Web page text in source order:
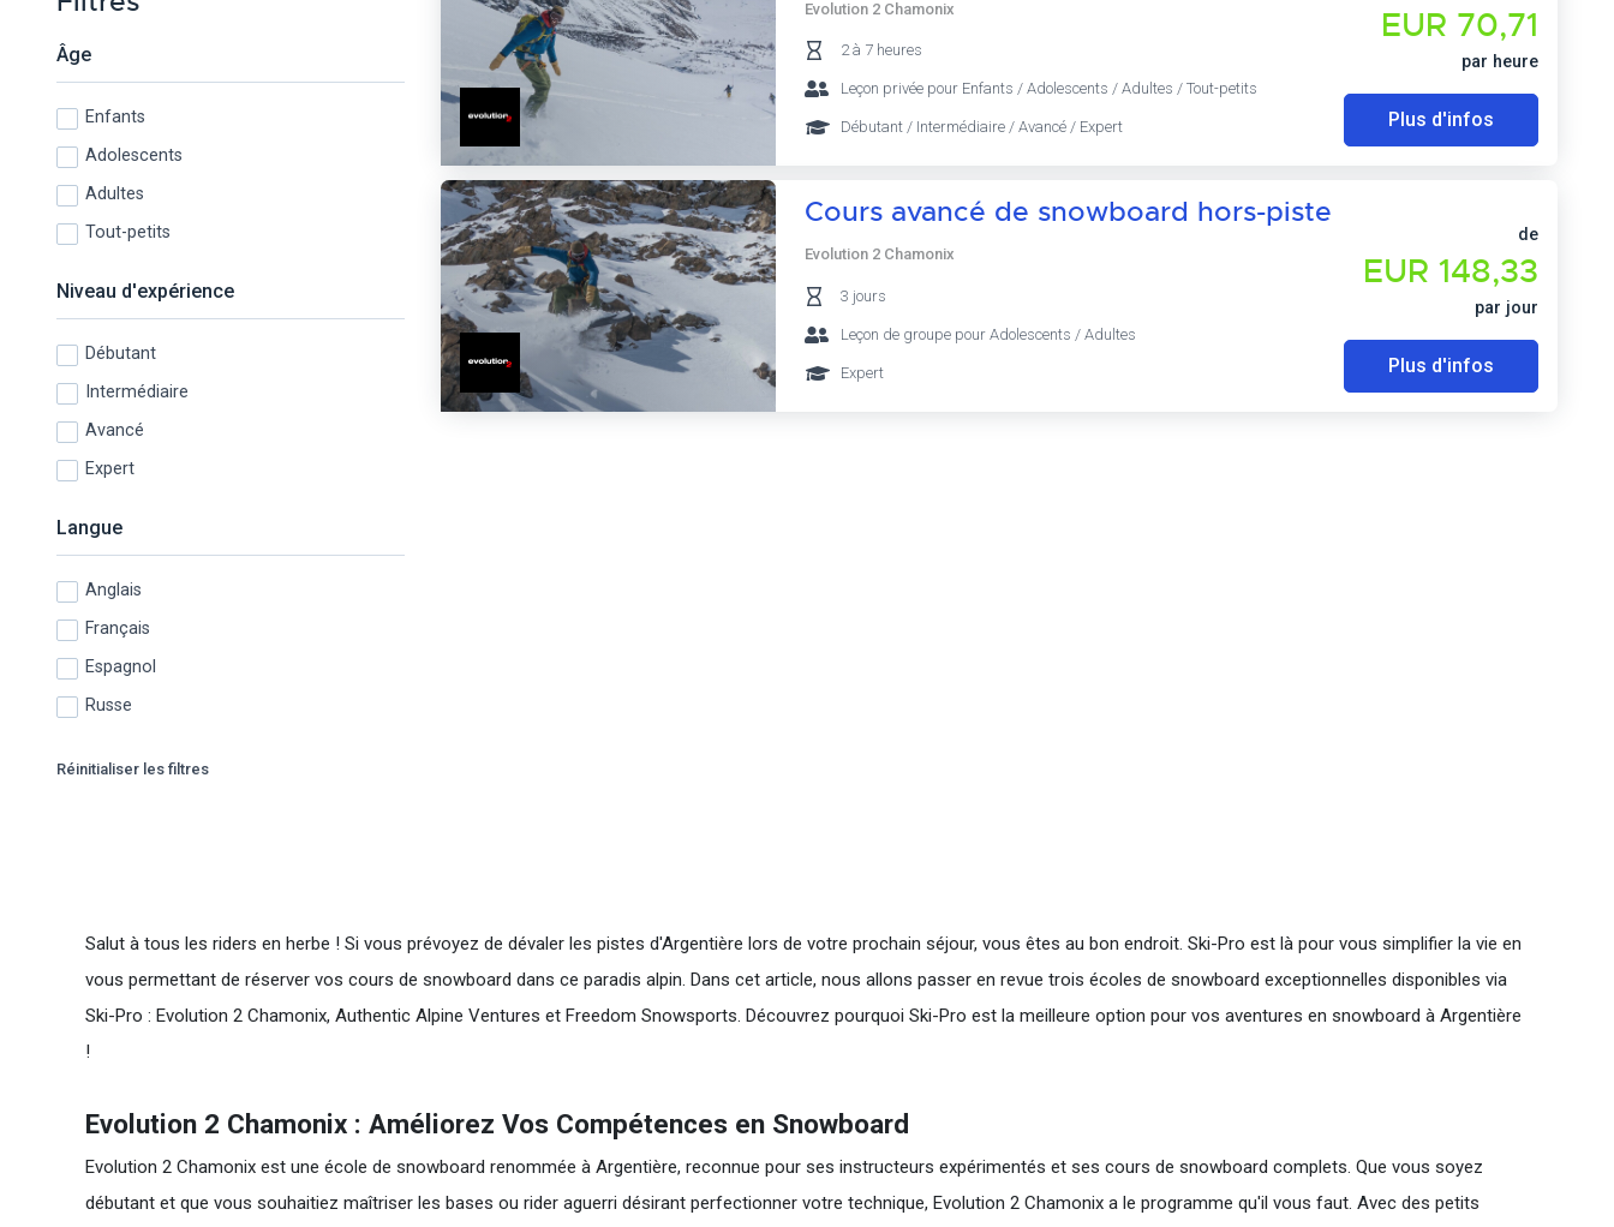
Âge
Enfants
Adolescents
Adultes
Tout-petits
Niveau d'expérience
Débutant
Intermédiaire
Avancé
Expert
Langue
Anglais
Français
Espagnol
Russe
Réinitialiser les filtres
Evolution 2 Chamonix
2 à 7 heures
Leçon privée pour Enfants / Adolescents / Adultes / Tout-petits
Débutant / Intermédiaire / Avancé / Expert
EUR 70,71
par heure
Plus d'infos
Cours avancé de snowboard hors-piste
Evolution 2 Chamonix
3 jours
Leçon de groupe pour Adolescents / Adultes
Expert
de
EUR 148,33
par jour
Plus d'infos
Salut à tous les riders en herbe ! Si vous prévoyez de dévaler les pistes d'Argentière lors de votre prochain séjour, vous êtes au bon endroit. Ski-Pro est là pour vous simplifier la vie en
vous permettant de réserver vos cours de snowboard dans ce paradis alpin. Dans cet article, nous allons passer en revue trois écoles de snowboard exceptionnelles disponibles via
Ski-Pro : Evolution 2 Chamonix, Authentic Alpine Ventures et Freedom Snowsports. Découvrez pourquoi Ski-Pro est la meilleure option pour vos aventures en snowboard à Argentière
!
Evolution 2 Chamonix : Améliorez Vos Compétences en Snowboard
Evolution 2 Chamonix est une école de snowboard renommée à Argentière, reconnue pour ses instructeurs expérimentés et ses cours de snowboard complets. Que vous soyez
débutant et que vous souhaitiez maîtriser les bases ou rider aguerri désirant perfectionner votre technique, Evolution 2 Chamonix a le programme qu'il vous faut. Avec des petits